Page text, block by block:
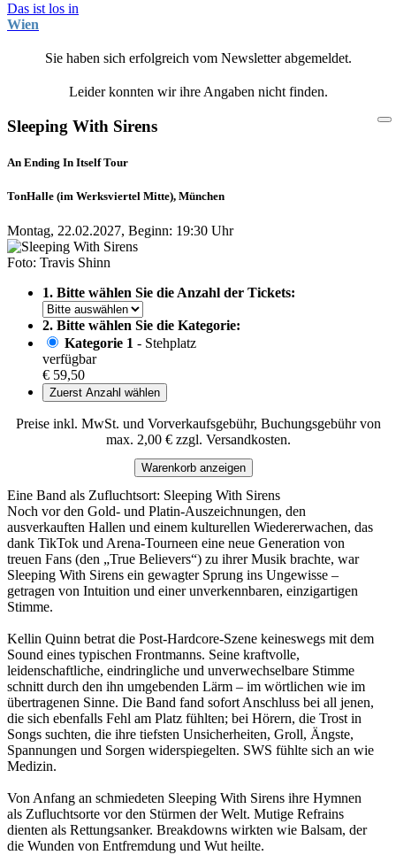
Das ist los in
Wien
Sie haben sich erfolgreich vom Newsletter abgemeldet.
Leider konnten wir ihre Angaben nicht finden.
Sleeping With Sirens
An Ending In Itself Tour
TonHalle (im Werksviertel Mitte), München
Montag, 22.02.2027, Beginn: 19:30 Uhr
Foto: Travis Shinn
1. Bitte wählen Sie die Anzahl der Tickets:
2. Bitte wählen Sie die Kategorie:
Kategorie 1 - Stehplatz
verfügbar
€ 59,50
Zuerst Anzahl wählen
Preise inkl. MwSt. und Vorverkaufsgebühr, Buchungsgebühr von
max. 2,00 € zzgl. Versandkosten.
Warenkorb anzeigen
Eine Band als Zufluchtsort: Sleeping With Sirens
Noch vor den Gold- und Platin-Auszeichnungen, den
ausverkauften Hallen und einem kulturellen Wiedererwachen, das
dank TikTok und Arena-Tourneen eine neue Generation von
treuen Fans (den „True Believers“) zu ihrer Musik brachte, war
Sleeping With Sirens ein gewagter Sprung ins Ungewisse –
getragen von Intuition und einer unverkennbaren, einzigartigen
Stimme.
Kellin Quinn betrat die Post-Hardcore-Szene keineswegs mit dem
Sound eines typischen Frontmanns. Seine kraftvolle,
leidenschaftliche, eindringliche und unverwechselbare Stimme
schnitt durch den ihn umgebenden Lärm – im wörtlichen wie im
übertragenen Sinne. Die Band fand sofort Anschluss bei all jenen,
die sich ebenfalls Fehl am Platz fühlten; bei Hörern, die Trost in
Songs suchten, die ihre tiefsten Unsicherheiten, Groll, Ängste,
Spannungen und Sorgen widerspiegelten. SWS fühlte sich an wie
Medizin.
Von Anfang an schmiedeten Sleeping With Sirens ihre Hymnen
als Zufluchtsorte vor den Stürmen der Welt. Mutige Refrains
dienten als Rettungsanker. Breakdowns wirkten wie Balsam, der
die Wunden von Entfremdung und Wut heilte.